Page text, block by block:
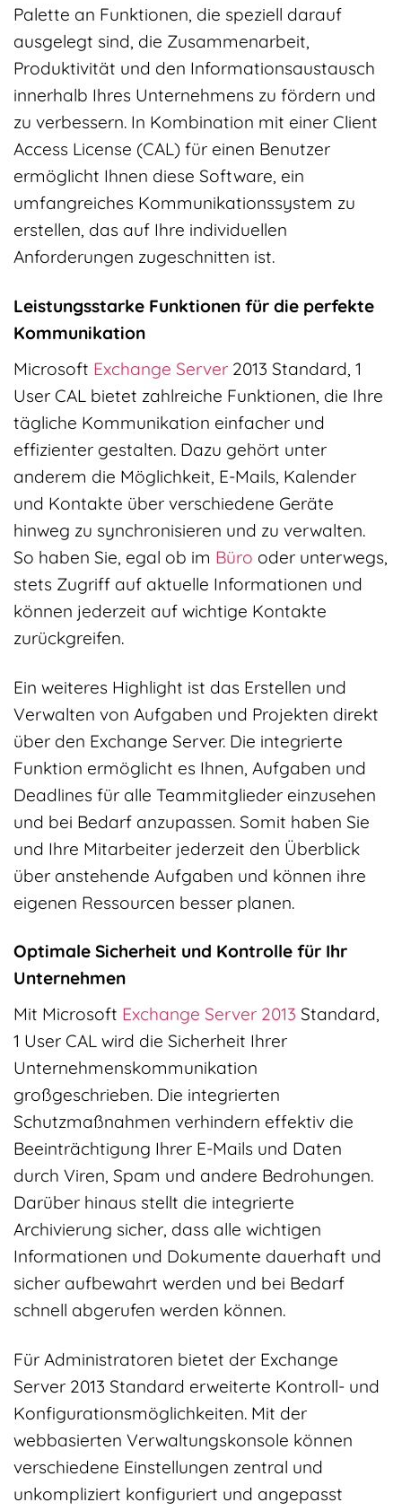
Palette an Funktionen, die speziell darauf
ausgelegt sind, die Zusammenarbeit,
Produktivität und den Informationsaustausch
innerhalb Ihres Unternehmens zu fördern und
zu verbessern. In Kombination mit einer Client
Access License (CAL) für einen Benutzer
ermöglicht Ihnen diese Software, ein
umfangreiches Kommunikationssystem zu
erstellen, das auf Ihre individuellen
Anforderungen zugeschnitten ist.
Leistungsstarke Funktionen für die perfekte
Kommunikation
Microsoft Exchange Server 2013 Standard, 1
User CAL bietet zahlreiche Funktionen, die Ihre
tägliche Kommunikation einfacher und
effizienter gestalten. Dazu gehört unter
anderem die Möglichkeit, E-Mails, Kalender
und Kontakte über verschiedene Geräte
hinweg zu synchronisieren und zu verwalten.
So haben Sie, egal ob im Büro oder unterwegs,
stets Zugriff auf aktuelle Informationen und
können jederzeit auf wichtige Kontakte
zurückgreifen.
Ein weiteres Highlight ist das Erstellen und
Verwalten von Aufgaben und Projekten direkt
über den Exchange Server. Die integrierte
Funktion ermöglicht es Ihnen, Aufgaben und
Deadlines für alle Teammitglieder einzusehen
und bei Bedarf anzupassen. Somit haben Sie
und Ihre Mitarbeiter jederzeit den Überblick
über anstehende Aufgaben und können ihre
eigenen Ressourcen besser planen.
Optimale Sicherheit und Kontrolle für Ihr
Unternehmen
Mit Microsoft Exchange Server 2013 Standard,
1 User CAL wird die Sicherheit Ihrer
Unternehmenskommunikation
großgeschrieben. Die integrierten
Schutzmaßnahmen verhindern effektiv die
Beeinträchtigung Ihrer E-Mails und Daten
durch Viren, Spam und andere Bedrohungen.
Darüber hinaus stellt die integrierte
Archivierung sicher, dass alle wichtigen
Informationen und Dokumente dauerhaft und
sicher aufbewahrt werden und bei Bedarf
schnell abgerufen werden können.
Für Administratoren bietet der Exchange
Server 2013 Standard erweiterte Kontroll- und
Konfigurationsmöglichkeiten. Mit der
webbasierten Verwaltungskonsole können
verschiedene Einstellungen zentral und
unkompliziert konfiguriert und angepasst